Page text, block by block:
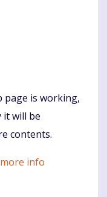
page is working,
it will be
contents.
info